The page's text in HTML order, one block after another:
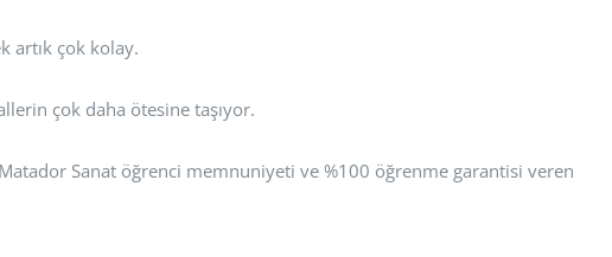
artık çok kolay.
çok daha ötesine taşıyor.
Sanat öğrenci memnuniyeti ve %100 öğrenme garantisi veren